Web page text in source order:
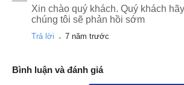
Xin chào quý khách. Quý khách
chúng tôi sẽ phản hồi sớm
Trả lời . 7 năm trước
Bình luận và đánh giá